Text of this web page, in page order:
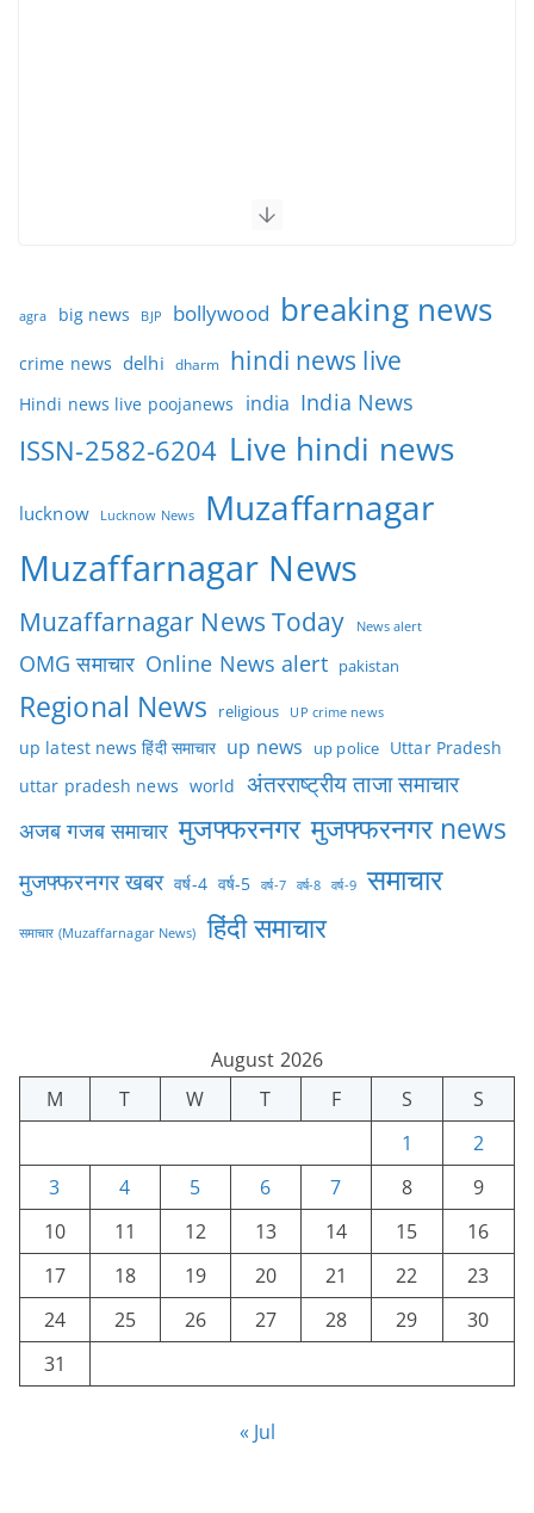
agra big news BJP bollywood breaking news
crime news delhi dharm hindi news live
Hindi news live poojanews india India News
ISSN-2582-6204 Live hindi news
lucknow Lucknow News Muzaffarnagar
Muzaffarnagar News
Muzaffarnagar News Today News alert
OMG समाचार Online News alert pakistan
Regional News religious UP crime news
up latest news हिंदी समाचार up news up police Uttar Pradesh
uttar pradesh news world अंतरराष्ट्रीय ताजा समाचार
अजब गजब समाचार मुजफ्फरनगर मुजफ्फरनगर news
मुजफ्फरनगर खबर वर्ष-4 वर्ष-5 वर्ष-7 वर्ष-8 वर्ष-9 समाचार
समाचार (Muzaffarnagar News) हिंदी समाचार
August 2026
M
T W T F S
S
1
2
3
4 5 6 7 8
9
10
11 12 13 14 15
16
17
18 19 20 21 22
23
24
25 26 27 28 29
30
31
« Jul